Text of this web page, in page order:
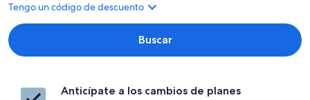
Tengo un código de descuento
Buscar
Anticípate a los cambios de planes